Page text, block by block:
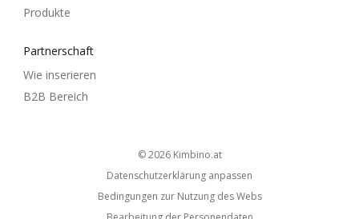
Produkte
Partnerschaft
Wie inserieren
B2B Bereich
© 2026 kimbino.at
Datenschutzerklärung anpassen
Bedingungen zur Nutzung des Webs